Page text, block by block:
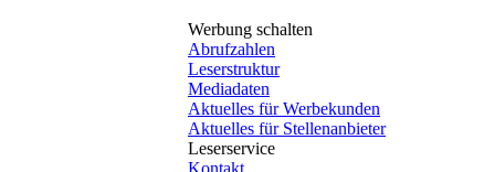
Werbung schalten
Abrufzahlen
Leserstruktur
Mediadaten
Aktuelles für Werbekunden
Aktuelles für Stellenanbieter
Leserservice
Kontakt